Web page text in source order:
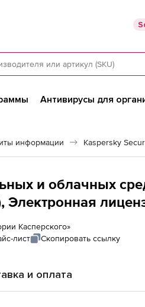
Антивирусы для
информации
(Cross-
серверов
Касперского»
лист Скопировать ссылку
и оплата